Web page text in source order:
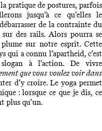
pratique de postures, parfois
jusqu’à ce qu’elles le
de la contrainte du
des rails. Alors pourra se
sur notre esprit. Cette
qui a connu l’apartheid, c’est
à l’action. De vivre
que vous voulez voir dans
d’y croire. Le yoga permet
: lorsque ce que je dis, ce
plus qu’un.